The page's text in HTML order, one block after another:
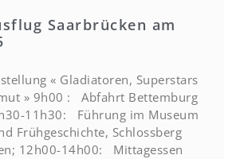
Saarbrücken am
« Gladiatoren, Superstars
» 9h00 : Abfahrt Bettemburg
11h30: Führung im Museum
Frühgeschichte, Schlossberg
12h00-14h00: Mittagessen